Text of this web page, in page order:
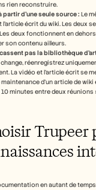
rien reconstruire.
d'une seule source : Le
écrit du wiki. Les deux
deux fonctionnent en dehors
son contenu ailleurs.
pas la bibliothèque
réenregistrez
La vidéo et l'article écrit se
d'un article de wiki
minutes entre deux réunions
Trupeer
en autant de